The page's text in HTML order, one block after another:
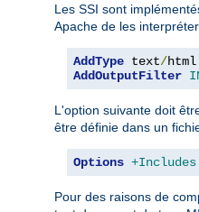
Les SSI sont
Apache de les
AddType text/html
AddOutputFilter
L'option suivante doit
être définie dans un
Options +Includes
Pour des raisons de